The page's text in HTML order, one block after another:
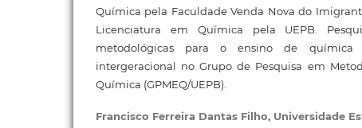
Química pela Faculdade Venda Nova do
Licenciatura em Química pela UEPB.
metodológicas para o ensino de
intergeracional no Grupo de Pesquisa em
Química (GPMEQ/UEPB).
Francisco Ferreira Dantas Filho, Universidade